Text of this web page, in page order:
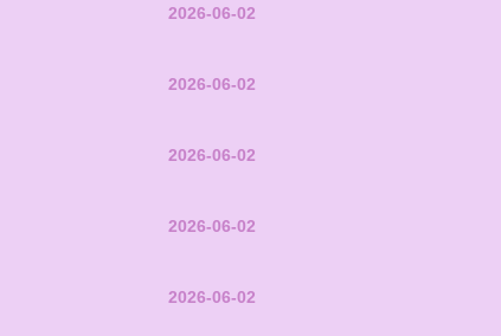
2026-06-02
2026-06-02
2026-06-02
2026-06-02
2026-06-02